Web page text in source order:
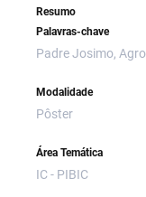
Resumo
Palavras-chave
Padre Josimo,
Modalidade
Pôster
Área Temática
IC - PIBIC